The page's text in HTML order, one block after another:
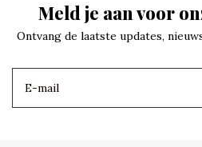
Meld je aan voor
Ontvang de laatste updates,